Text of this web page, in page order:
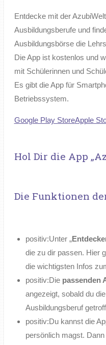
Entdecke mit der
Ausbildungsberufe und
Ausbildungsbörse die
Die App ist kostenlos und
mit Schülerinnen und
Es gibt die App für
Betriebssystem.
Google Play StoreApple
Hol Dir die App
Die Funktionen
positiv:Unter „
die zu dir passen. Hier
die wichtigsten Infos
positiv:Die passenden
angezeigt, sobald du
Ausbildungsberuf
positiv:Du kannst die
persönlich magst.